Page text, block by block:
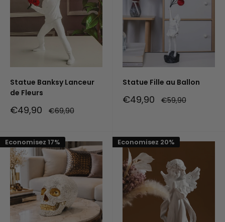
Statue Banksy Lanceur
de Fleurs
Prix
réduit
€49,90 Prix
normal
€69,90
Statue Fille au Ballon
Prix
réduit
€49,90 Prix
normal
€59,90
Economisez 17% Economisez 20%